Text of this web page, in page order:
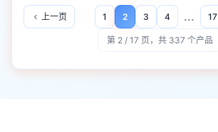
上一页 1 2 3 4 ... 17
第 2 / 17 页，共 337 个产品